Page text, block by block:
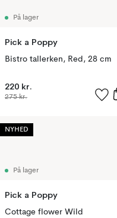
På lager
Pick a Poppy
Bistro tallerken, Red, 28 cm
220 kr.
275 kr.
På lager
Pick a Poppy
Cottage flower Wild
NYHED